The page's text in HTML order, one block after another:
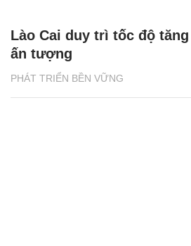
PHÁT TRIỂN BỀN VỮNG
Lào Cai duy trì tốc độ
ấn tượng